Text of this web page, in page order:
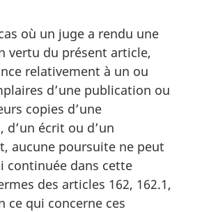
où un juge a rendu une
vertu du présent article,
relativement à un ou
d’une publication ou
copies d’une
écrit ou d’un
aucune poursuite ne peut
continuée dans cette
des articles 162, 162.1,
ce qui concerne ces